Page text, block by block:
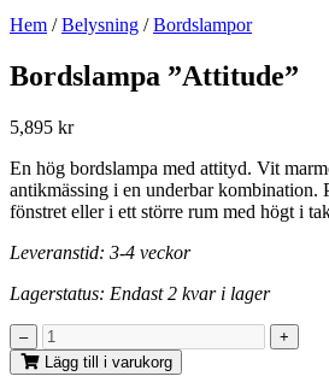
Hem /Belysning /Bordslampor
Bordslampa ”Attitude”
5,895 kr
En hög bordslampa med attityd. Vit
antikmässing i en underbar kombination.
fönstret eller i ett större rum med högt i
Leveranstid: 3-4 veckor
Lagerstatus: Endast 2 kvar i lager
Lägg till i varukorg